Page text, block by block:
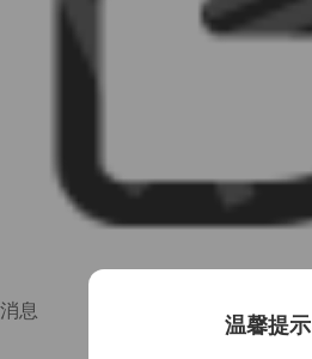
温馨提示
消息